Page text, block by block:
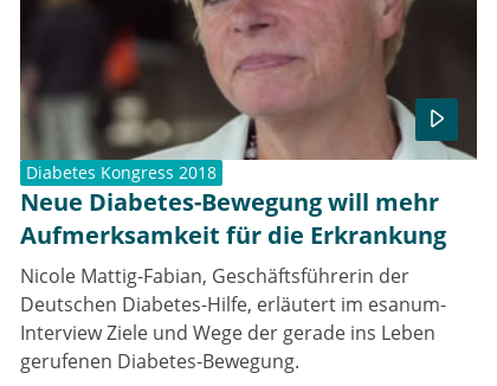
Diabetes Kongress 2018
Neue Diabetes-Bewegung will mehr
Aufmerksamkeit für die Erkrankung
Nicole Mattig-Fabian, Geschäftsführerin der
Deutschen Diabetes-Hilfe, erläutert im esanum-
Interview Ziele und Wege der gerade ins Leben
gerufenen Diabetes-Bewegung.